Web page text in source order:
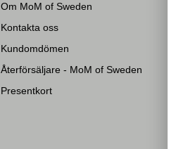
Om MoM of Sweden
Kontakta oss
Kundomdömen
Återförsäljare - MoM of Sweden
Presentkort